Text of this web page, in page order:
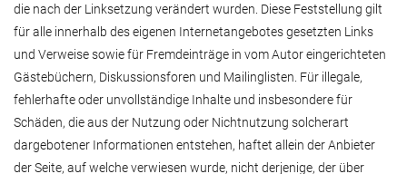
die nach der Linksetzung verändert wurden. Diese Feststellung gilt
für alle innerhalb des eigenen Internetangebotes gesetzten Links
und Verweise sowie für Fremdeinträge in vom Autor eingerichteten
Gästebüchern, Diskussionsforen und Mailinglisten. Für illegale,
fehlerhafte oder unvollständige Inhalte und insbesondere für
Schäden, die aus der Nutzung oder Nichtnutzung solcherart
dargebotener Informationen entstehen, haftet allein der Anbieter
der Seite, auf welche verwiesen wurde, nicht derjenige, der über